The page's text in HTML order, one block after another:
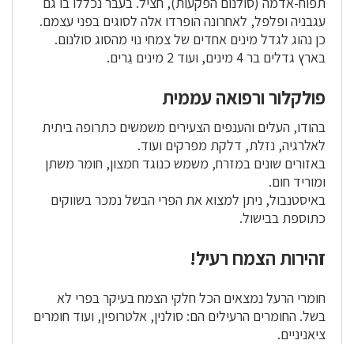
עגבניה ופלפל, לאחרונה הופרדו אלה לסוגים בפני עצמם.
כן נהוג לגדל מינים אחדים של צמחי נוי מהסוג סולנום.
בארץ גדלים בר 4 מינים, ועוד 2 מינים גֵרים.
פולקלור ורפואה עממית
בהודו, העלים והענפים הצעירים משמשים כתרופה ביתית
לאלרגיה, נזלת, דלקת מפרקים ועוד.
באזורים שונים במזרח, משמש כנוגד חמצון, חומר משתן
ומוריד חום.
באיסטנבול, ניתן למצוא את הפרי הבשל נמכר בשווקים
כתוספת בבישול.
זהירות הצמח רעיל!
חומרי הרעל נמצאים הכל חלקי הצמח בעיקר בפרי לא
בשל. החומרים הרעילים הם: סולנין, אלטרופין, ועוד חומרים
ציאניניים.